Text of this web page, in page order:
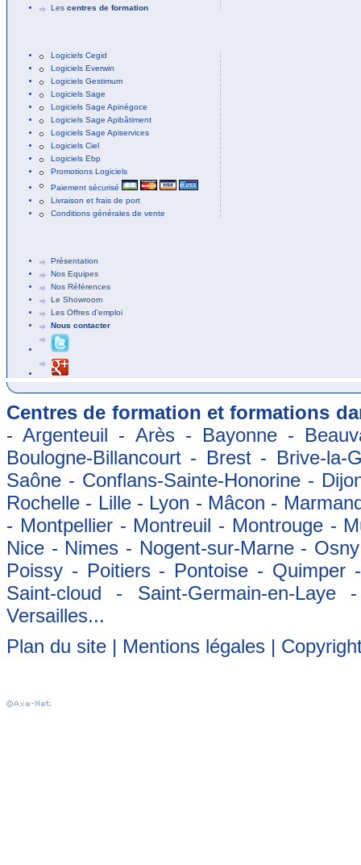
Les centres de formation
Logiciels Cegid
Logiciels Everwin
Logiciels Gestimum
Logiciels Sage
Logiciels Sage Apinégoce
Logiciels Sage Apibâtiment
Logiciels Sage Apiservices
Logiciels Ciel
Logiciels Ebp
Promotions Logiciels
Paiement sécurisé
Livraison et frais de port
Conditions générales de vente
Présentation
Nos Equipes
Nos Références
Le Showroom
Les Offres d'emploi
Nous contacter
Centres de formation et formations
- Argenteuil - Arès - Bayonne -
Boulogne-Billancourt - Brest - Brive-
Saône - Conflans-Sainte-Honorine -
Rochelle - Lille - Lyon - Mâcon -
- Montpellier - Montreuil - Montrouge -
Nice - Nimes - Nogent-sur-Marne -
Poissy - Poitiers - Pontoise -
Saint-cloud - Saint-Germain-en-
Versailles...
Plan du site | Mentions légales |